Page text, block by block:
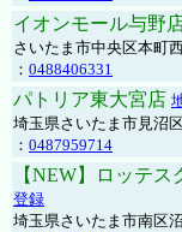
イオンモール与野
さいたま市中央区本町
： 0488406331
パトリア東大宮店
埼玉県さいたま市見沼
： 0487959714
【NEW】ロッテ
登録
埼玉県さいたま市南区